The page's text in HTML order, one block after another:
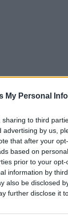
My Personal
to third
by us,
that after your
based on
prior to your
information by
also be disclosed
further disclose it